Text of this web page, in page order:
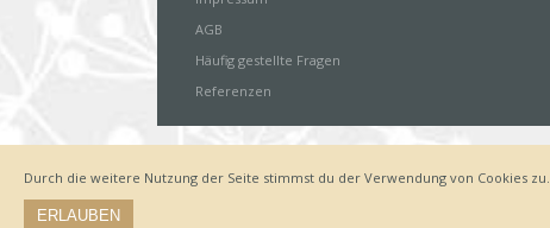
AGB
Häufig gestellte Fragen
Referenzen
Durch die weitere Nutzung der Seite stimmst du der Verwendung von Cookies zu.
ERLAUBEN